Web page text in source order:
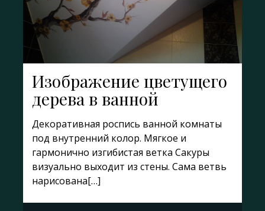
Изображение цветущего
дерева в ванной
Декоративная роспись ванной комнаты
под внутренний колор. Мягкое и
гармонично изгибистая ветка Сакуры
визуально выходит из стены. Сама ветвь
нарисована[…]